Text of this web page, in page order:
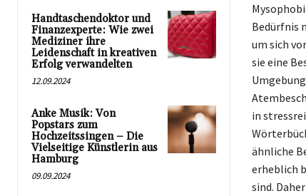
Handtaschendoktor und
Finanzexperte: Wie zwei
Mediziner ihre
Leidenschaft in kreativen
Erfolg verwandelten
12.09.2024
Anke Musik: Von
Popstars zum
Hochzeitssingen – Die
Vielseitige Künstlerin aus
Hamburg
09.09.2024
Bedürfnis
um sich
sie eine
in
ähnliche
erheblich
sind.